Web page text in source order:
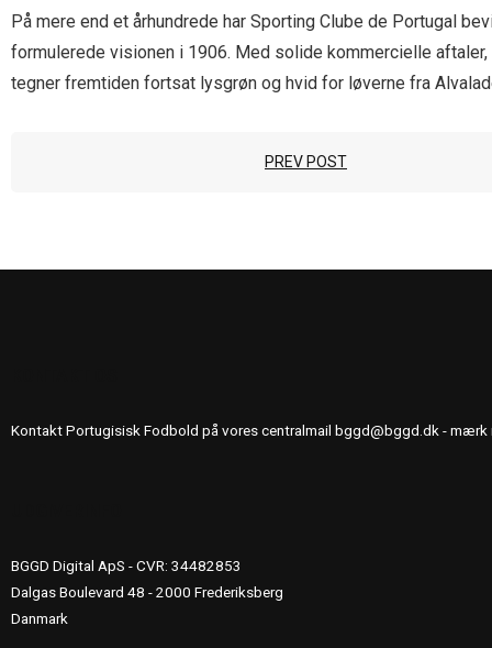
På mere end et århundrede har Sporting Clube de Portugal
formulerede visionen i 1906. Med solide kommercielle
tegner fremtiden fortsat lysgrøn og hvid for løverne fra
PREV POST
Kontakt Portugisisk Fodbold på vores centralmail bggd@bggd.dk- mærk
BGGD Digital ApS - CVR: 34482853
Dalgas Boulevard 48 - 2000 Frederiksberg
Danmark